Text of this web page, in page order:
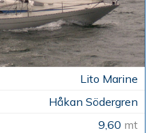
Lito Marine
Håkan Södergren
9,60 mt